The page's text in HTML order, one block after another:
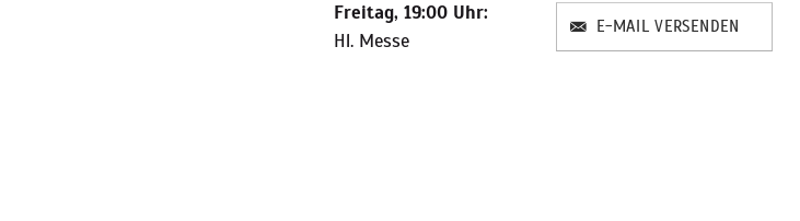
Freitag, 19:00 Uhr:
Hl. Messe
E-MAIL VERSENDEN